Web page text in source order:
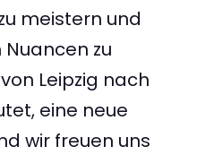
meistern und
zu
Leipzig nach
eine neue
wir freuen uns